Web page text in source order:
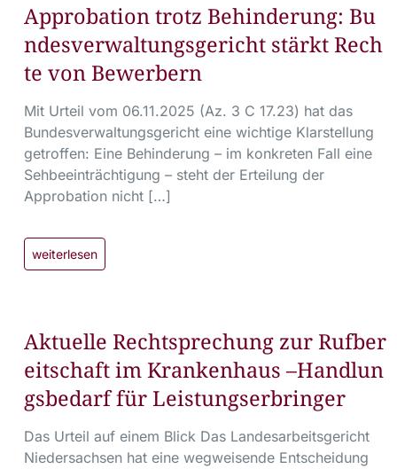
Approbation trotz Behinderung: Bu
ndesverwaltungsgericht stärkt Rech
te von Bewerbern
Mit Urteil vom 06.11.2025 (Az. 3 C 17.23) hat das
Bundesverwaltungsgericht eine wichtige Klarstellung
getroffen: Eine Behinderung – im konkreten Fall eine
Sehbeeinträchtigung – steht der Erteilung der
Approbation nicht […]
weiterlesen
Aktuelle Rechtsprechung zur Rufber
eitschaft im Krankenhaus –Handlun
gsbedarf für Leistungserbringer
Das Urteil auf einem Blick Das Landesarbeitsgericht
Niedersachsen hat eine wegweisende Entscheidung